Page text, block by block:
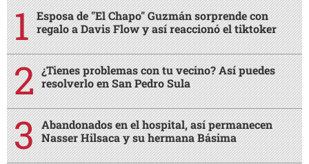
Esposa de "El Chapo" Guzmán sorprende con
regalo a Davis Flow y así reaccionó el tiktoker
¿Tienes problemas con tu vecino? Así puedes
resolverlo en San Pedro Sula
Abandonados en el hospital, así permanecen
Nasser Hilsaca y su hermana Básima